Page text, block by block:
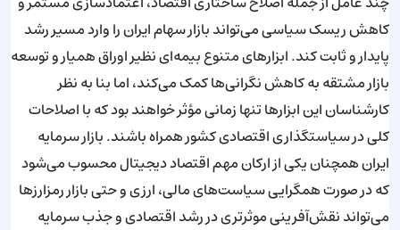
کاهش ریسک‌ سیاسی می‌تواند بازار سهام ایران را وارد مسیر رشد
پایدار و ثابت کند. ابزارهای متنوع بیمه‌ای نظیر اوراق همیار و توسعه
بازار مشتقه به کاهش نگرانی‌ها کمک می‌کند، اما بنا به نظر
کارشناسان این ابزارها تنها زمانی مؤثر خواهند بود که با اصلاحات
کلی در سیاستگذاری اقتصادی کشور همراه باشند. بازار سرمایه
ایران همچنان یکی از ارکان مهم اقتصاد دیجیتال محسوب می‌شود
که در صورت همگرایی سیاست‌های مالی، ارزی و حتی بازار رمزارزها
می‌تواند نقش‌آفرینی موثرتری در رشد اقتصادی و جذب سرمایه